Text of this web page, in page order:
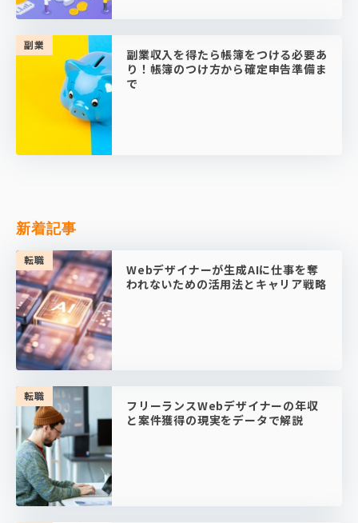
副業
副業収入を得たら帳簿をつける必要あ
り！帳簿のつけ方から確定申告準備ま
で
新着記事
転職
Webデザイナーが生成AIに仕事を奪
われないための活用法とキャリア戦略
転職
フリーランスWebデザイナーの年収
と案件獲得の現実をデータで解説